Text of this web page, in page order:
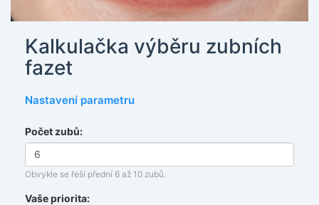
Kalkulačka výběru zubních
fazet
Nastavení parametru
Počet zubů:
Obvykle se řeší přední 6 až 10 zubů.
Vaše priorita: